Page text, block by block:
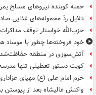
حمله کوبنده نیروهای مسلح
دلایل ردّ محموله‌های غذایی
حزب‌الله خواستار توقف
خود فروخته‌ها چطور با موساد
آتش‌سوزی در منطقه
کویت دستور تعطیلی تنها مدرسه
حرم امام علی (ع) مهیای
واکنش عالیشاه بعد از پیوستن